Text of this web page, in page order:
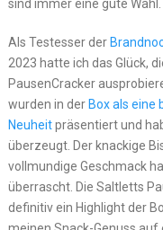
sind immer eine gute Wahl.
Als Testesser der
2023 hatte ich das Glück,
PausenCracker
wurden in derBox als eine
Neuheitpräsentiert und
überzeugt. Der knackige
vollmundige Geschmack
überrascht. Die Saltletts
definitiv ein Highlight der